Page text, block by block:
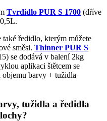
Tvrdidlo PUR S 1700 (dříve
ředidlo, kterým můžete
směsi. Thinner PUR S
se dodává v balení 2kg
aplikaci štětcem se
barvy + tužidla
tužidla a ředidla